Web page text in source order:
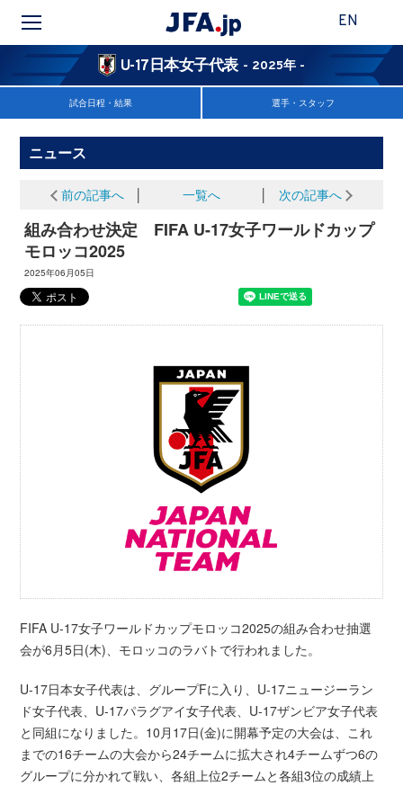
EN
U-17日本女子代表 - 2025年 -
試合日程・結果 選手・スタッフ
ニュース
前の記事へ 一覧へ 次の記事へ
組み合わせ決定 FIFA U-17女子ワールドカップ
モロッコ2025
2025年06月05日
FIFA U-17女子ワールドカップモロッコ2025の組み合わせ抽選
会が6月5日(木)、モロッコのラバトで行われました。
U-17日本女子代表は、グループFに入り、U-17ニュージーラン
ド女子代表、U-17パラグアイ女子代表、U-17ザンビア女子代表
と同組になりました。10月17日(金)に開幕予定の大会は、これ
までの16チームの大会から24チームに拡大され4チームずつ6の
グループに分かれて戦い、各組上位2チームと各組3位の成績上